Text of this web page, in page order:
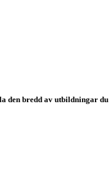
den bredd av utbildningar